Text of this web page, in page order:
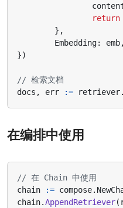
return
},
Embedding: emb,
})
// 检索文档
docs , err := retriever.
在编排中使用
// 在 Chain 中使用
chain
:= compose.
chain.AppendRetriever(